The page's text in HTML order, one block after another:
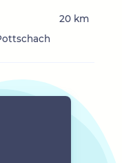
20 km